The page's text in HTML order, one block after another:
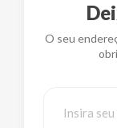
O seu